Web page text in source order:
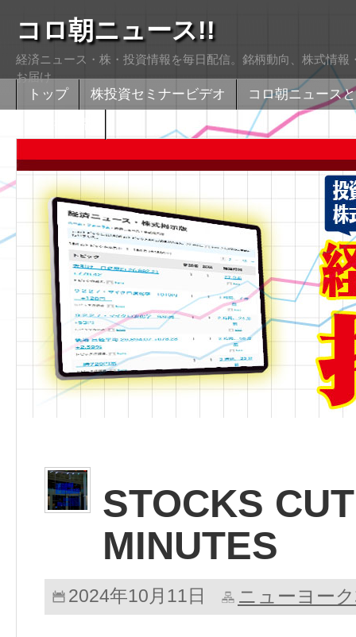
コロ朝ニュース!!
経済ニュース・株・投資情報を毎日配信。銘柄動向、株式情
お届け
トップ 株投資セミナービデオ
コロ朝ニュース
STOCKS
MINUTES
2024年10月11日 ニューヨー